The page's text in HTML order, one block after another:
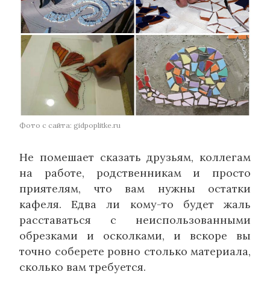
Фото с сайта: gidpoplitke.ru
Не помешает сказать друзьям, коллегам
на работе, родственникам и просто
приятелям, что вам нужны остатки
кафеля. Едва ли кому-то будет жаль
расставаться с неиспользованными
обрезками и осколками, и вскоре вы
точно соберете ровно столько материала,
сколько вам требуется.